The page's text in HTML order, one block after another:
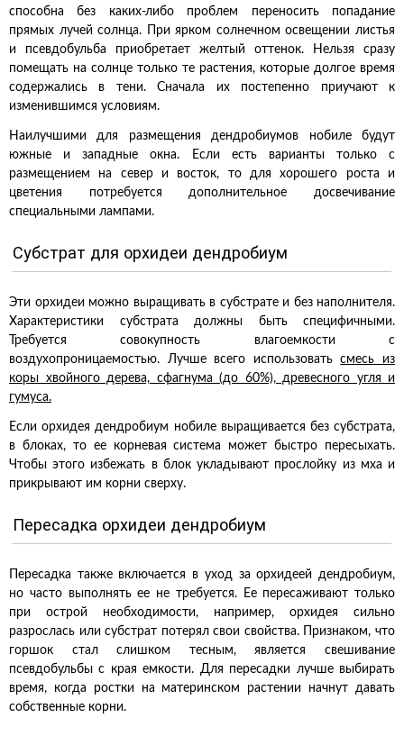
способна без каких-либо проблем переносить попадание
прямых лучей солнца. При ярком солнечном освещении листья
и псевдобульба приобретает желтый оттенок. Нельзя сразу
помещать на солнце только те растения, которые долгое время
содержались в тени. Сначала их постепенно приучают к
изменившимся условиям.
Наилучшими для размещения дендробиумов нобиле будут
южные и западные окна. Если есть варианты только с
размещением на север и восток, то для хорошего роста и
цветения потребуется дополнительное досвечивание
специальными лампами.
Субстрат для орхидеи дендробиум
Эти орхидеи можно выращивать в субстрате и без наполнителя.
Характеристики субстрата должны быть специфичными.
Требуется совокупность влагоемкости с
воздухопроницаемостью. Лучше всего использоватьсмесь из
коры хвойного дерева, сфагнума (до 60%), древесного угля и
гумуса.
Если орхидея дендробиум нобиле выращивается без субстрата,
в блоках, то ее корневая система может быстро пересыхать.
Чтобы этого избежать в блок укладывают прослойку из мха и
прикрывают им корни сверху.
Пересадка орхидеи дендробиум
Пересадка также включается в уход за орхидеей дендробиум,
но часто выполнять ее не требуется. Ее пересаживают только
при острой необходимости, например, орхидея сильно
разрослась или субстрат потерял свои свойства. Признаком, что
горшок стал слишком тесным, является свешивание
псевдобульбы с края емкости. Для пересадки лучше выбирать
время, когда ростки на материнском растении начнут давать
собственные корни.